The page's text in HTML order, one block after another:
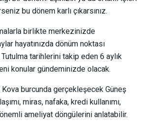
bu dönem karlı çıkarsınız.
birlikte merkezinizde
hayatınızda dönüm noktası
tarihlerini takip eden 6 aylık
konular gündeminizde olacak.
burcunda gerçekleşecek Güneş
miras, nafaka, kredi kullanımı,
ameliyat döngülerini anlatabilir.